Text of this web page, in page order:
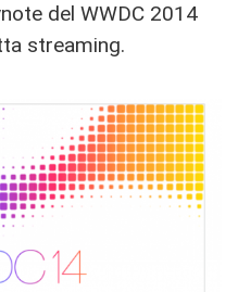
del WWDC 2014
streaming.